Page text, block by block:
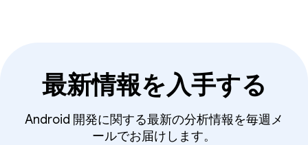
最新情報を入手する
Android 開発に関する最新の分析情報を毎週メ
ールでお届けします。